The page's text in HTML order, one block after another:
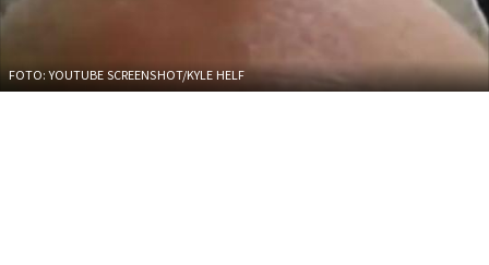
FOTO: YOUTUBE SCREENSHOT/KYLE HELF